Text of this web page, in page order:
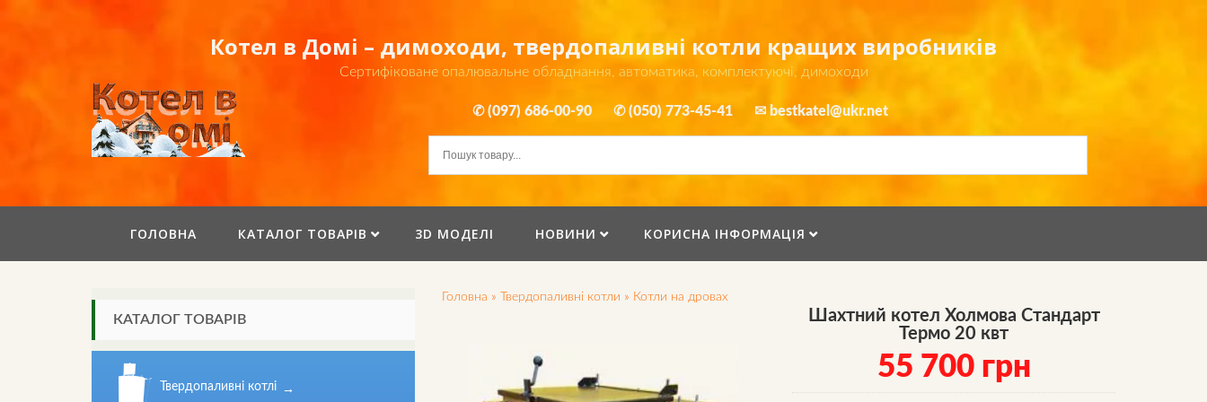
Котел в Домі – димоходи, твердопаливні котли кращих виробників
Сертифіковане опалювальне обладнання, автоматика, комплектуючі, димоходи
✆ (097) 686-00-90 ✆ (050) 773-45-41 ✉ bestkatel@ukr.net
ГОЛОВНА КАТАЛОГ ТОВАРІВ 3D МОДЕЛІ НОВИНИ КОРИСНА ІНФОРМАЦІЯ
Головна » Твердопаливні котли » Котли на дровах
Шахтний котел Холмова Стандарт
Термо 20 квт
55 700 грн
КАТАЛОГ ТОВАРІВ
Твердопаливні котлі